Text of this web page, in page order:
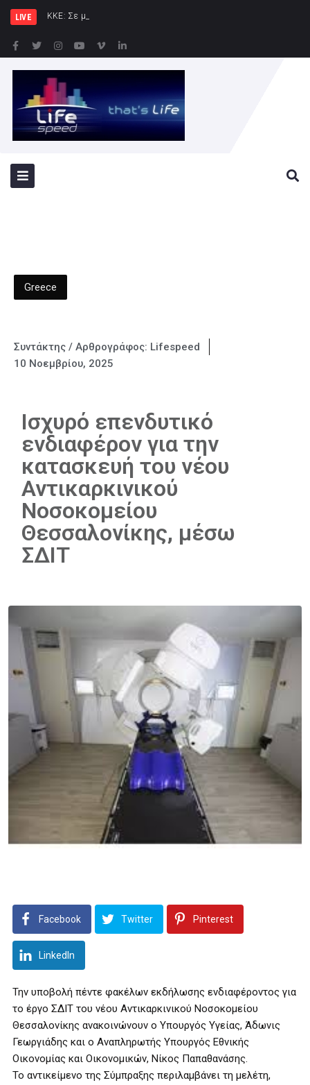
LIVE ΚΚΕ: Σε μια περιοχή που ήδη φλέ
Greece
Συντάκτης / Αρθρογράφος: Lifespeed
10 Νοεμβρίου, 2025
Ισχυρό επενδυτικό
ενδιαφέρον για την
κατασκευή του νέου
Αντικαρκινικού
Νοσοκομείου
Θεσσαλονίκης, μέσω
ΣΔΙΤ
Facebook Twitter Pinterest
LinkedIn
Την υποβολή πέντε φακέλων εκδήλωσης ενδιαφέροντος για
το έργο ΣΔΙΤ του νέου Αντικαρκινικού Νοσοκομείου
Θεσσαλονίκης ανακοινώνουν ο Υπουργός Υγείας, Άδωνις
Γεωργιάδης και ο Αναπληρωτής Υπουργός Εθνικής
Οικονομίας και Οικονομικών, Νίκος Παπαθανάσης.
Το αντικείμενο της Σύμπραξης περιλαμβάνει τη μελέτη,